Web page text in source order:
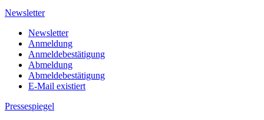
Newsletter
Newsletter
Anmeldung
Anmeldebestätigung
Abmeldung
Abmeldebestätigung
E-Mail existiert
Pressespiegel